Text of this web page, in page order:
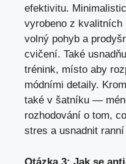
efektivitu.
vyrobeno z kvalitních
volný pohyb a
cvičení. Také
trénink, místo aby
módními detaily.
také v šatníku —
rozhodování o tom,
stres a usnadnit
Otázka 3: Jak se